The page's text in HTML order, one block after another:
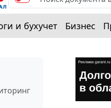
и бухучет Бизнес